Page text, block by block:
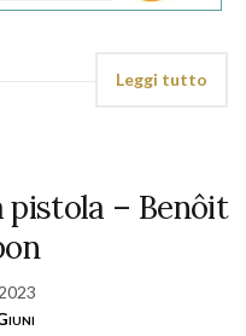
Leggi tutto
pistola – Benôit